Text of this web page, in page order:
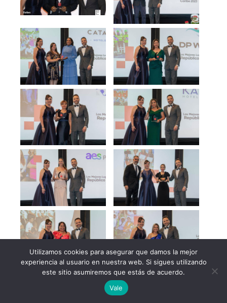
English
Utilizamos cookies para asegurar que damos la mejor
experiencia al usuario en nuestra web. Si sigues utilizando
este sitio asumiremos que estás de acuerdo.
Vale